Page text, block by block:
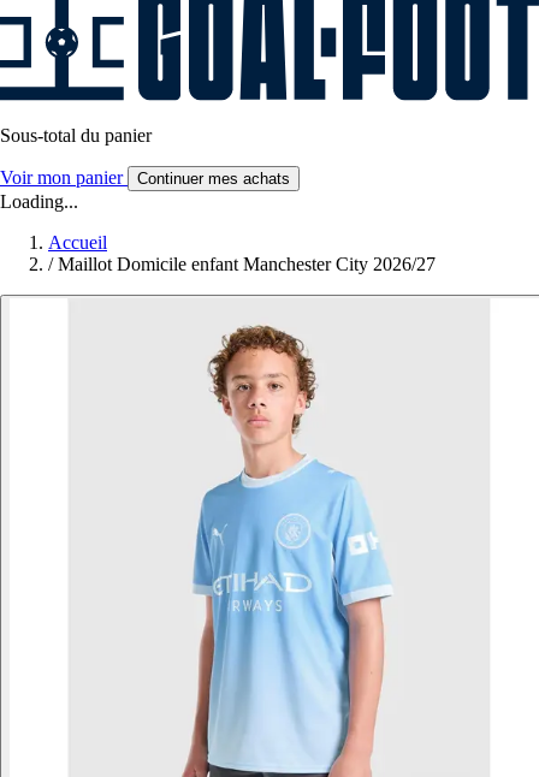
Sous-total du panier
Voir mon panier Continuer mes achats
Loading...
Accueil
/ Maillot Domicile enfant Manchester City 2026/27